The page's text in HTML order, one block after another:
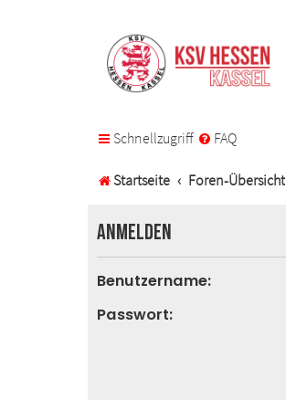
Schnellzugriff FAQ
Startseite Foren-Übersicht
Anmelden
Benutzername:
Passwort: